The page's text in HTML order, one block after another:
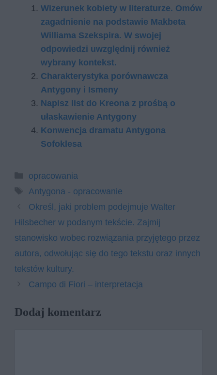
Wizerunek kobiety w literaturze. Omów
zagadnienie na podstawie Makbeta
Williama Szekspira. W swojej
odpowiedzi uwzględnij również
wybrany kontekst.
Charakterystyka porównawcza
Antygony i Ismeny
Napisz list do Kreona z prośbą o
ułaskawienie Antygony
Konwencja dramatu Antygona
Sofoklesa
Kategorie
opracowania
Tagi
Antygona - opracowanie
Określ, jaki problem podejmuje Walter
Hilsbecher w podanym tekście. Zajmij
stanowisko wobec rozwiązania przyjętego przez
autora, odwołując się do tego tekstu oraz innych
tekstów kultury.
Campo di Fiori – interpretacja
Dodaj komentarz